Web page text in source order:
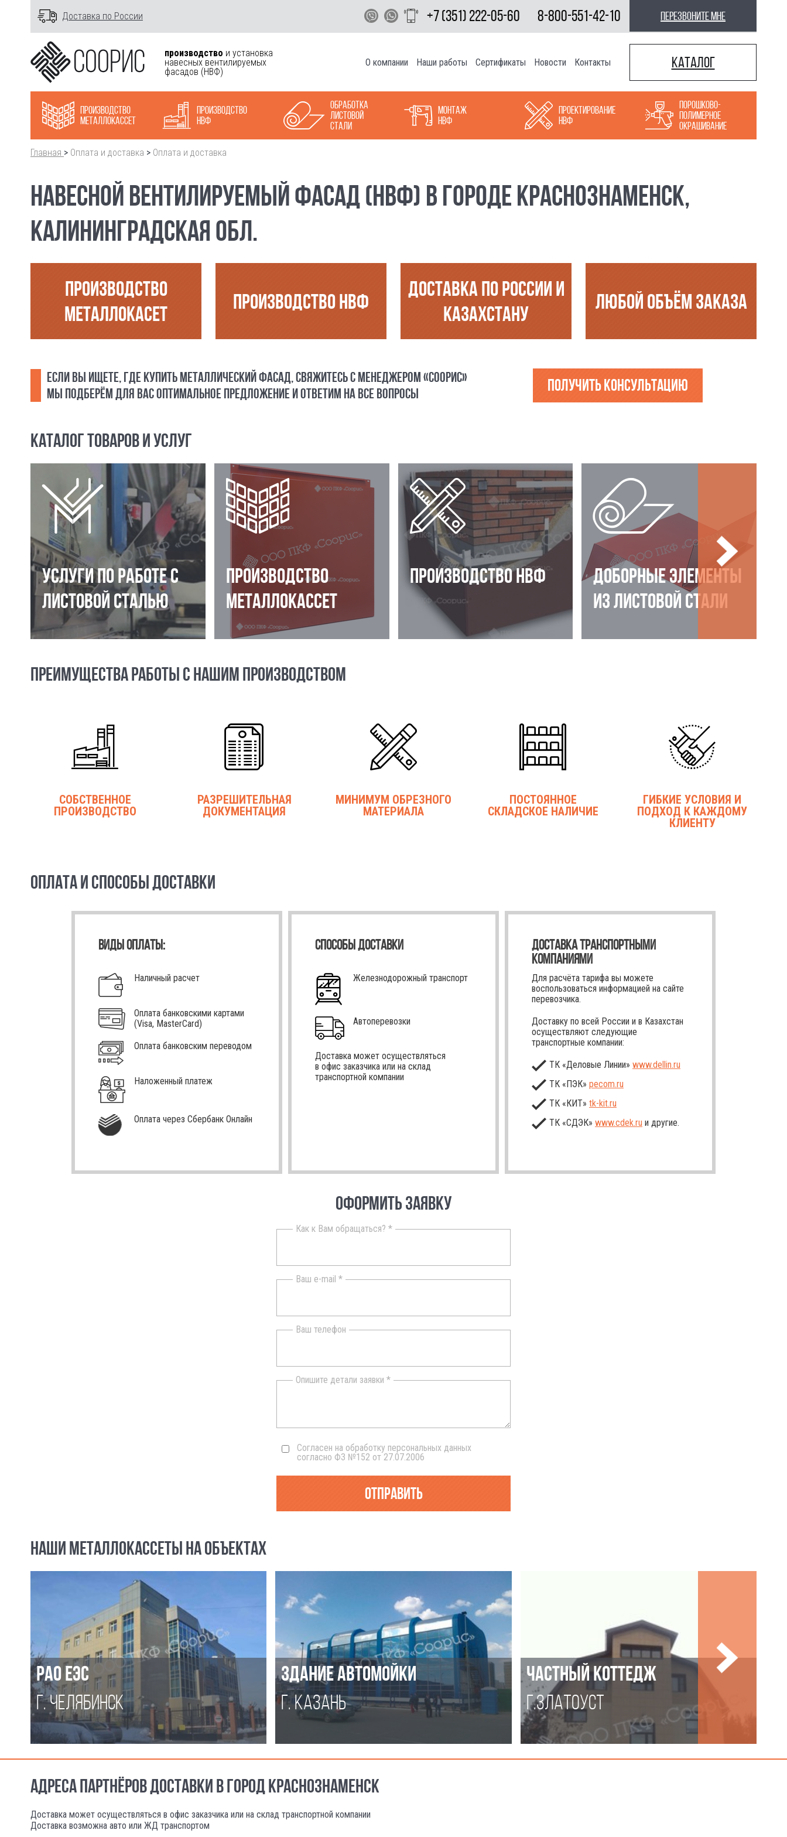
Доставка по России +7 (351) 222-05-60 8-800-551-42-10 перезвоните мне
производство и установка
навесных вентилируемых
фасадов (НВФ)
О компании Наши работы Сертификаты Новости Контакты Каталог
Производство
металлокасcет
Производство
НВФ
Обработка
листовой
стали
Монтаж
НВФ
Проектирование
НВФ
Порошково-
полимерное
окрашивание
Главная > Оплата и доставка > Оплата и доставка
НАВЕСНОЙ ВЕНТИЛИРУЕМЫЙ ФАСАД (НВФ) В ГОРОДЕ КРАСНОЗНАМЕНСК,
КАЛИНИНГРАДСКАЯ ОБЛ.
ПРОИЗВОДСТВО
МЕТАЛЛОКАСЕТ
ПРОИЗВОДСТВО НВФ
ДОСТАВКА ПО РОССИИ И
КАЗАХСТАНУ
ЛЮБОЙ ОБЪЁМ ЗАКАЗА
ЕСЛИ ВЫ ИЩЕТЕ, ГДЕ КУПИТЬ МЕТАЛЛИЧЕСКИЙ ФАСАД, СВЯЖИТЕСЬ С МЕНЕДЖЕРОМ «СООРИС»
МЫ ПОДБЕРЁМ ДЛЯ ВАС ОПТИМАЛЬНОЕ ПРЕДЛОЖЕНИЕ И ОТВЕТИМ НА ВСЕ ВОПРОСЫ
Получить консультацию
КАТАЛОГ ТОВАРОВ И УСЛУГ
УСЛУГИ ПО РАБОТЕ С
ЛИСТОВОЙ СТАЛЬЮ
ПРОИЗВОДСТВО
МЕТАЛЛОКАССЕТ
ПРОИЗВОДСТВО НВФ
ДОБОРНЫЕ ЭЛЕМЕНТЫ
ИЗ ЛИСТОВОЙ СТАЛИ
ПРЕИМУЩЕСТВА РАБОТЫ С НАШИМ ПРОИЗВОДСТВОМ
СОБСТВЕННОЕ
ПРОИЗВОДСТВО
РАЗРЕШИТЕЛЬНАЯ
ДОКУМЕНТАЦИЯ
МИНИМУМ ОБРЕЗНОГО
МАТЕРИАЛА
ПОСТОЯННОЕ
СКЛАДСКОЕ НАЛИЧИЕ
ГИБКИЕ УСЛОВИЯ И
ПОДХОД К КАЖДОМУ
КЛИЕНТУ
ОПЛАТА И СПОСОБЫ ДОСТАВКИ
ВИДЫ ОПЛАТЫ:
Наличный расчет
Оплата банковскими картами
(Visa, MasterCard)
Оплата банковским переводом
Наложенный платеж
Оплата через Сбербанк Онлайн
СПОСОБЫ ДОСТАВКИ
Железнодорожный транспорт
Автоперевозки
Доставка может осуществляться
в офис заказчика или на склад
транспортной компании
ДОСТАВКА ТРАНСПОРТНЫМИ
КОМПАНИЯМИ
Для расчёта тарифа вы можете
воспользоваться информацией на сайте
перевозчика.
Доставку по всей России и в Казахстан
осуществляют следующие
транспортные компании:
ТК «Деловые Линии» www.dellin.ru
ТК «ПЭК» pecom.ru
ТК «КИТ» tk-kit.ru
ТК «СДЭК» www.cdek.ru и другие.
ОФОРМИТЬ ЗАЯВКУ
Как к Вам обращаться? *
Ваш e-mail *
Ваш телефон
Опишите детали заявки *
Согласен на обработку персональных данных
согласно ФЗ №152 от 27.07.2006
Отправить
НАШИ МЕТАЛЛОКАССЕТЫ НА ОБЪЕКТАХ
РАО ЕЭС
Г. ЧЕЛЯБИНСК
ЗДАНИЕ АВТОМОЙКИ
Г. КАЗАНЬ
ЧАСТНЫЙ КОТТЕДЖ
Г.ЗЛАТОУСТ
АДРЕСА ПАРТНЁРОВ ДОСТАВКИ В ГОРОД КРАСНОЗНАМЕНСК
Доставка может осуществляться в офис заказчика или на склад транспортной компании
Доставка возможна авто или ЖД транспортом